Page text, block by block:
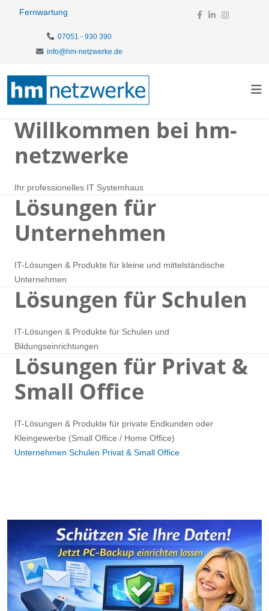
Fernwartung
07051 - 930 390
info@hm-netzwerke.de
Willkommen bei hm-
netzwerke
Ihr professionelles IT Systemhaus
Lösungen für
Unternehmen
IT-Lösungen & Produkte für kleine und mittelständische
Unternehmen
Lösungen für Schulen
IT-Lösungen & Produkte für Schulen und
Bildungseinrichtungen
Lösungen für Privat &
Small Office
IT-Lösungen & Produkte für private Endkunden oder
Kleingewerbe (Small Office / Home Office)
Unternehmen Schulen Privat & Small Office